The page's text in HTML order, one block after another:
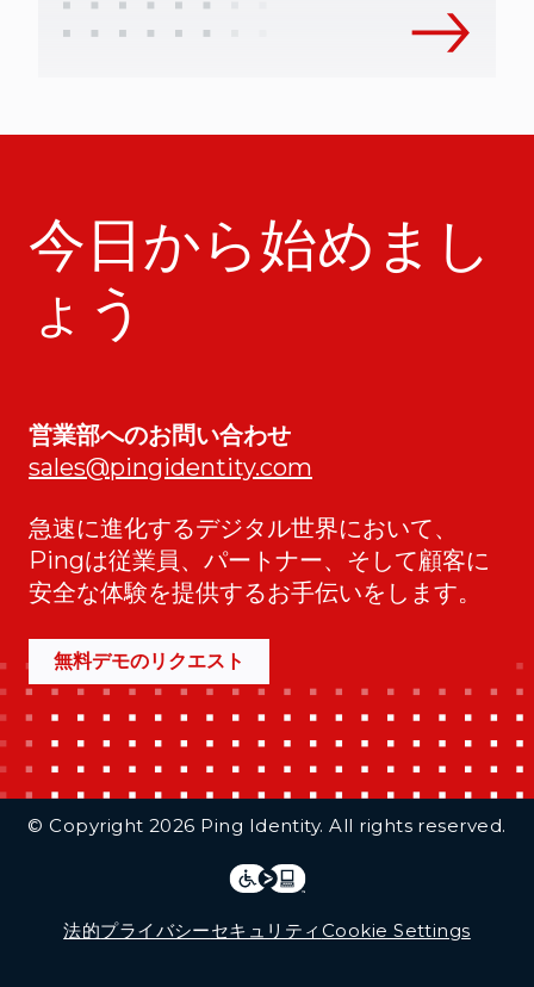
今日から始めまし
ょう
営業部へのお問い合わせ
sales@pingidentity.com
急速に進化するデジタル世界において、
Pingは従業員、パートナー、そして顧客に
安全な体験を提供するお手伝いをします。
無料デモのリクエスト
© Copyright 2026 Ping Identity. All rights reserved.
法的プライバシーセキュリティ Cookie Settings